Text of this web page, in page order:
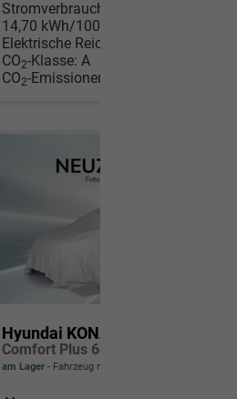
Stromverbrauch kombiniert:
14,70 kWh/100km
Elektrische Reichweite:
CO2-Klasse: A
CO2-Emissionen:
Hyundai KONA Elektro
am Lager Fahrzeug mit Tageszulassung